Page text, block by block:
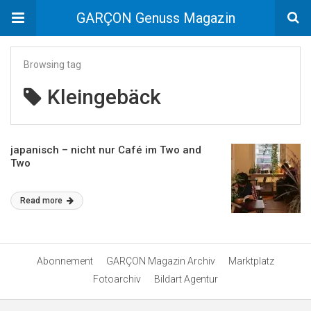
GARÇON Genuss Magazin
Browsing tag
Kleingebäck
japanisch – nicht nur Café im Two and
Two
Read more
Abonnement GARÇON Magazin Archiv
Marktplatz
Fotoarchiv
Bildart Agentur